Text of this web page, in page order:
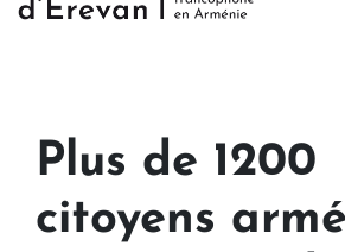
Plus de 1200
citoyens